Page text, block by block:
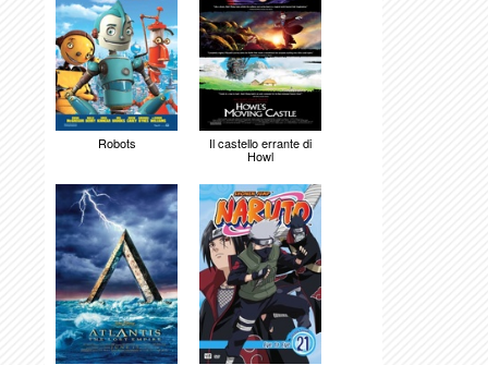
Robots Il castello errante di
Howl